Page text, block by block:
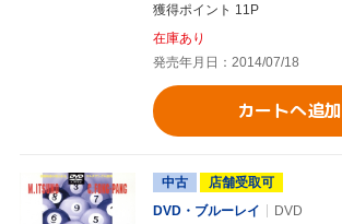
獲得ポイント 11P
在庫あり
発売年月日：2014/07/18
カートへ追加
中古
店舗受取可
DVD・ブルーレイ
DVD